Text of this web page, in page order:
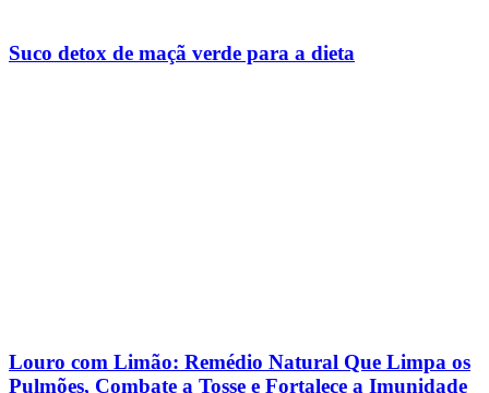
Suco detox de maçã verde para a dieta
Louro com Limão: Remédio Natural Que Limpa os
Pulmões, Combate a Tosse e Fortalece a Imunidade